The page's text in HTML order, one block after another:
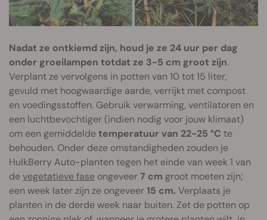
Nadat ze ontkiemd zijn, houd je ze 24 uur per dag
onder groeilampen totdat ze 3-5 cm groot zijn.
Verplant ze vervolgens in potten van 10 tot 15 liter,
gevuld met hoogwaardige aarde, verrijkt met compost
en voedingsstoffen. Gebruik verwarming, ventilatoren en
een luchtbevochtiger (indien nodig voor jouw klimaat)
om een gemiddeldetemperatuur van 22-25 °C te
behouden. Onder deze omstandigheden zouden je
HulkBerry Auto-planten tegen het einde van week 1 van
devegetatieve fase ongeveer7 cm groot moeten zijn;
een week later zijn ze ongeveer15 cm. Verplaats je
planten in de derde week naar buiten. Zet de potten op